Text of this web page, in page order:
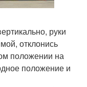
руки
отклонись
положении на
положение и